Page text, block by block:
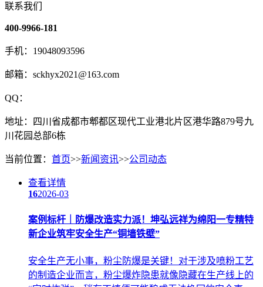
联系我们
400-9966-181
手机：19048093596
邮箱：sckhyx2021@163.com
QQ：
地址：四川省成都市郫都区现代工业港北片区港华路879号九
川花园总部6栋
当前位置： 首页>>新闻资讯>>公司动态
查看详情
162026-03
案例标杆｜防爆改造实力派！坤弘远祥为绵阳一专精特
新企业筑牢安全生产“铜墙铁壁”
安全生产无小事，粉尘防爆是关键！对于涉及喷粉工艺
的制造企业而言，粉尘爆炸隐患就像隐藏在生产线上的